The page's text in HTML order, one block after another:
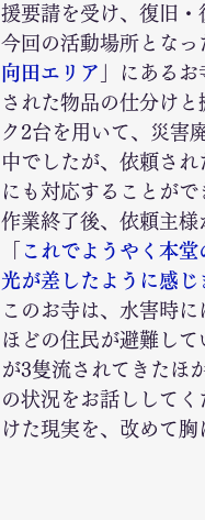
援要請を受け、復旧・
今回の活動場所となっ
向田エリア
」にある
された物品の仕分け
ク2台を用いて、災害
中でしたが、依頼さ
にも対応することがで
作業終了後、依頼主様
これでようやく本
光が差したように感じ
このお寺は、水害時
ほどの住民が避難し
が3隻流されてきたほ
の状況をお話しして
けた現実を、改めて